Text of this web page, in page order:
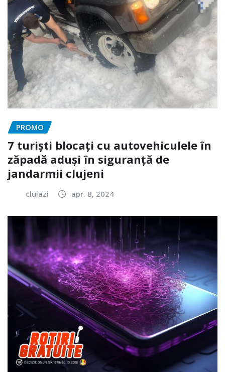
PROMO
7 turiști blocați cu autovehiculele în
zăpadă aduși în siguranță de
jandarmii clujeni
clujazi apr. 8, 2024